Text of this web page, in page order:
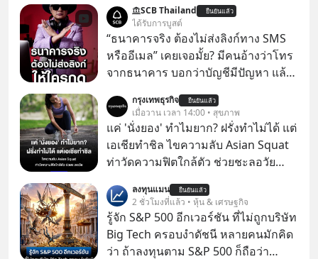
ทำธุรกิจที่อยู่ในตลาดใหญ่ ๆ ที่ต้องมี
ลูกค้า พร้อมขายได้ทันที
SCB Thailand ยืนยันแล้ว
ได้รับการบูสต์
“ธนาคารจริง ต้องไม่ส่งลิงก์ทาง SMS
หรืออีเมล” เคยเจอมั้ย? มีคนอ้างว่าโทร
จากธนาคาร บอกว่าบัญชีมีปัญหา แล้ว
ทันที มาฟัง “ป้าเก๋าเล่ากลโกง” เพื่อรู้ทัน
มุกหลอกลวงในคราบความน่าเชื่อถือ
กันค่ะ #แก้เกมกลโกง #ป้าเก๋าเล่ากล
โกง #LivesSustainably #อยู่อย่าง
#FraudEducation #FinancialLiteracy
#DigitalBankWithHumanTouch
กรุงเทพธุรกิจ ยืนยันแล้ว
เมื่อวาน เวลา 14:00 • สุขภาพ
แค่ 'นั่งยอง' ทำไมยาก? ฝรั่งทำไม่ได้ แต่
เอเชียทำชิล ไขความลับ Asian Squat
ท่าวัดความฟิตใกล้ตัว ช่วยชะลอวัย
ต่างชาติที่พยายามทำ “Asian Squat”
หรือการนั่งยองแบบคนเอเชีย แต่สุดท้าย
ก็เสียการทรงตัว ล้มหงายหลัง หรือไม่ก็
ต้องยกส้นเท้าขึ้น เพราะไม่สามารถนั่ง
ลงทุนแมน ยืนยันแล้ว
2 ชั่วโมงที่แล้ว • หุ้น & เศรษฐกิจ
รู้จัก S&P 500 อีกเวอร์ชัน ที่ไม่ถูกบริษัท
Big Tech ครอบงำดัชนี หลายคนมักคิด
ว่า ถ้าลงทุนตาม S&P 500 ก็ถือว่า